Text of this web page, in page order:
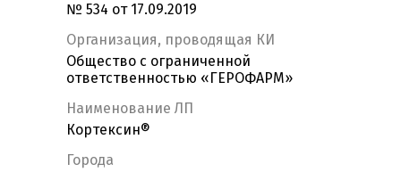
№ 534 от 17.09.2019
Организация, проводящая КИ
Общество с ограниченной
ответственностью «ГЕРОФАРМ»
Наименование ЛП
Кортексин®
Города